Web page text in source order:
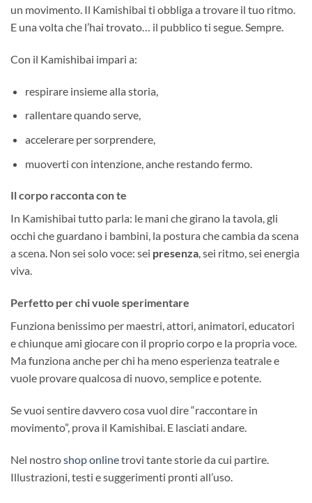
un movimento. Il Kamishibai ti obbliga a trovare il tuo ritmo.
E una volta che l’hai trovato… il pubblico ti segue. Sempre.
Con il Kamishibai impari a:
respirare insieme alla storia,
rallentare quando serve,
accelerare per sorprendere,
muoverti con intenzione, anche restando fermo.
Il corpo racconta con te
In Kamishibai tutto parla: le mani che girano la tavola, gli
occhi che guardano i bambini, la postura che cambia da scena
a scena. Non sei solo voce: sei presenza, sei ritmo, sei energia
viva.
Perfetto per chi vuole sperimentare
Funziona benissimo per maestri, attori, animatori, educatori
e chiunque ami giocare con il proprio corpo e la propria voce.
Ma funziona anche per chi ha meno esperienza teatrale e
vuole provare qualcosa di nuovo, semplice e potente.
Se vuoi sentire davvero cosa vuol dire “raccontare in
movimento”, prova il Kamishibai. E lasciati andare.
Nel nostroshop onlinetrovi tante storie da cui partire.
Illustrazioni, testi e suggerimenti pronti all’uso.